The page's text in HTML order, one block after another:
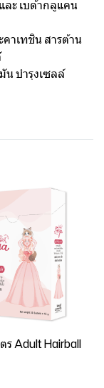
ละ เบต้ากลูแคน
าเทชิน สารต้าน
บำรุงเซลล์
ร Adult Hairball